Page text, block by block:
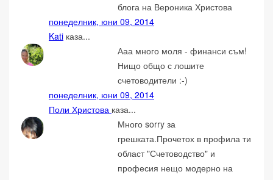
блога на Вероника Христова
понеделник, юни 09, 2014
Kati каза...
Ааа много моля - финанси съм!
Нищо общо с лошите
счетоводители :-)
понеделник, юни 09, 2014
Поли Христова каза...
Много sorry за
грешката.Прочетох в профила ти
област "Счетоводство" и
професия нещо модерно на